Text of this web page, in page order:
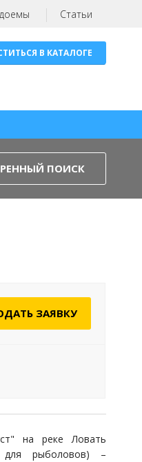
Статьи
В КАТАЛОГЕ
ПОИСК
ЗАЯВКУ
на реке Ловать
рыболовов) –